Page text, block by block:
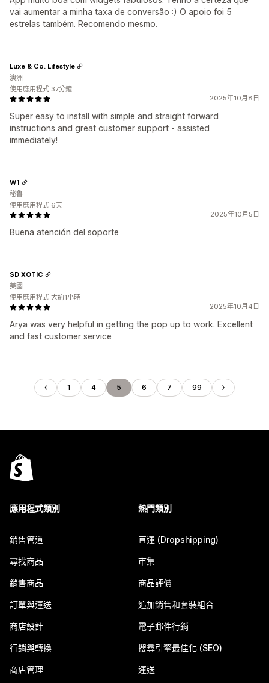
vai aumentar a minha taxa de conversão :) O apoio foi 5
estrelas também. Recomendo mesmo.
2025年10月8日
Super easy to install with simple and straight forward
instructions and great customer support - assisted
immediately!
Luxe & Co. Lifestyle
澳洲
使用應用程式 37分鐘
2025年10月5日
Buena atención del soporte
W1
秘魯
使用應用程式 6天
2025年10月4日
Arya was very helpful in getting the pop up to work. Excellent
and fast customer service
SD XOTIC
美國
使用應用程式 大約1小時
1 4 5 6 7 99
應用程式類別
銷售管道
尋找商品
銷售商品
訂單與運送
商店設計
行銷與轉換
商店管理
熱門類別
直運 (Dropshipping)
市集
商品評價
追加銷售和套裝組合
電子郵件行銷
搜尋引擎最佳化 (SEO)
運送